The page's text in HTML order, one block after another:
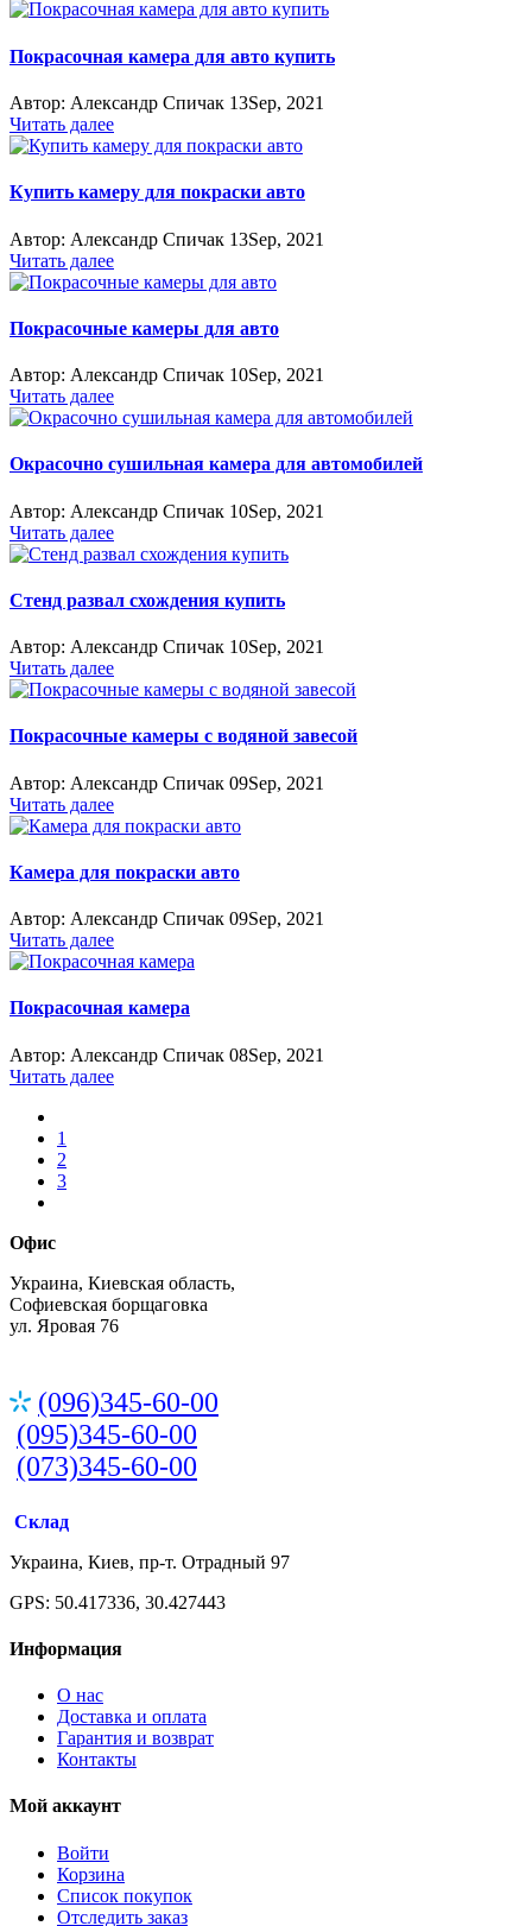
Покрасочная камера для авто купить
Автор: Александр Спичак 13Sep, 2021
Читать далее
Купить камеру для покраски авто
Автор: Александр Спичак 13Sep, 2021
Читать далее
Покрасочные камеры для авто
Автор: Александр Спичак 10Sep, 2021
Читать далее
Окрасочно сушильная камера для автомобилей
Автор: Александр Спичак 10Sep, 2021
Читать далее
Стенд развал схождения купить
Автор: Александр Спичак 10Sep, 2021
Читать далее
Покрасочные камеры с водяной завесой
Автор: Александр Спичак 09Sep, 2021
Читать далее
Камера для покраски авто
Автор: Александр Спичак 09Sep, 2021
Читать далее
Покрасочная камера
Автор: Александр Спичак 08Sep, 2021
Читать далее
1
2
3
Офис
Украина, Киевская область,
Софиевская борщаговка
ул. Яровая 76
(096)345-60-00
(095)345-60-00
(073)345-60-00
Склад
Украина, Киев, пр-т. Отрадный 97
GPS: 50.417336, 30.427443
Информация
О нас
Доставка и оплата
Гарантия и возврат
Контакты
Мой аккаунт
Войти
Корзина
Список покупок
Отследить заказ